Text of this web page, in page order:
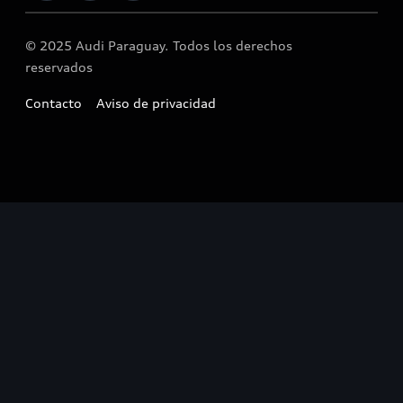
© 2025 Audi Paraguay. Todos los derechos
reservados
Contacto Aviso de privacidad